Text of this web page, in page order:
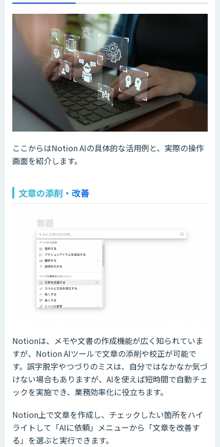
ここからはNotion AIの具体的な活用例と、実際の操作
画面を紹介します。
文章の添削・改善
Notionは、メモや文書の作成機能が広く知られていま
すが、Notion AIツールで文章の添削や校正が可能で
す。誤字脱字やつづりのミスは、自分ではなかなか気づ
けない場合もありますが、AIを使えば短時間で自動チェ
ックを実施でき、業務効率化に役立ちます。
Notion上で文章を作成し、チェックしたい箇所をハイ
ライトして「AIに依頼」メニューから「文章を改善す
る」を選ぶと実行できます。